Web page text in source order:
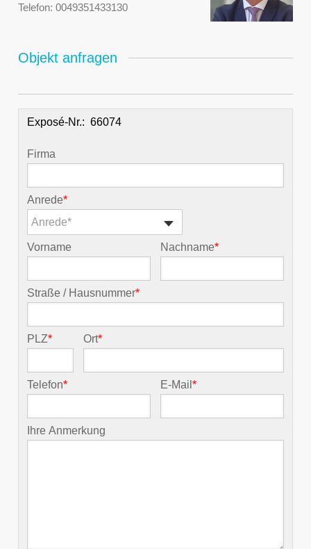
Telefon: 0049351433130
Objekt anfragen
Exposé-Nr.:
Firma
Anrede*
Anrede*
Vorname Nachname*
Straße / Hausnummer*
PLZ* Ort*
Telefon* E-Mail*
Ihre Anmerkung